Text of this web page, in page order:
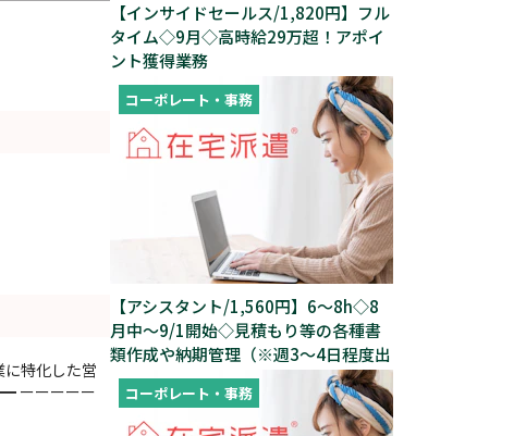
化した営
ーーーー
【インサイドセールス/1,820円】フル
タイム◇9月◇高時給29万超！アポイ
ント獲得業務
コーポレート・事務
【アシスタント/1,560円】6～8h◇8
月中～9/1開始◇見積もり等の各種書
類作成や納期管理（※週3～4日程度出
社あり）
コーポレート・事務